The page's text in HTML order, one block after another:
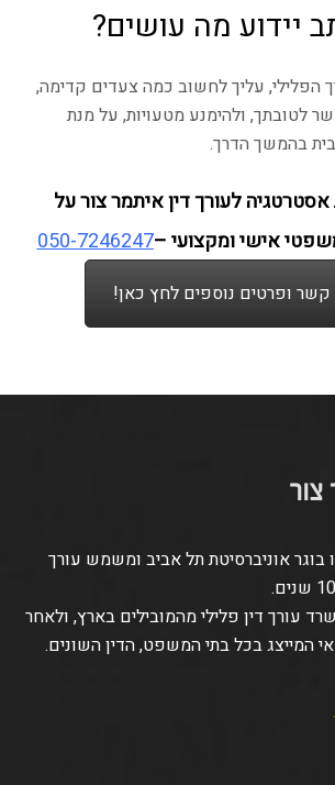
יידוע מה עושים?
הפלילי, עליך לחשוב כמה צעדים קדימה,
לטובתך, ולהימנע מטעויות, על מנת
בהמשך הדרך.
אסטרטגיה לעורך דין איתמר צור על
אישי ומקצועי –050-7246247
קשר ופרטים נוספים לחץ כאן!
בוגר אוניברסיטת תל אביב ומשמש עורך
עורך דין פלילי מהמובילים בארץ, ולאחר
המייצג בכל בתי המשפט, הדין השונים.